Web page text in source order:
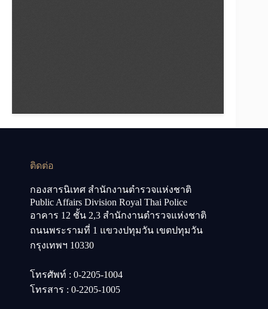
ติดต่อ
กองสารนิเทศ สำนักงานตำรวจแห่งชาติ
Public Affairs Division Royal Thai Police
อาคาร 12 ชั้น 2,3 สำนักงานตำรวจแห่งชาติ
ถนนพระรามที่ 1 แขวงปทุมวัน เขตปทุมวัน
กรุงเทพฯ 10330
โทรศัพท์ : 0-2205-1004
โทรสาร : 0-2205-1005